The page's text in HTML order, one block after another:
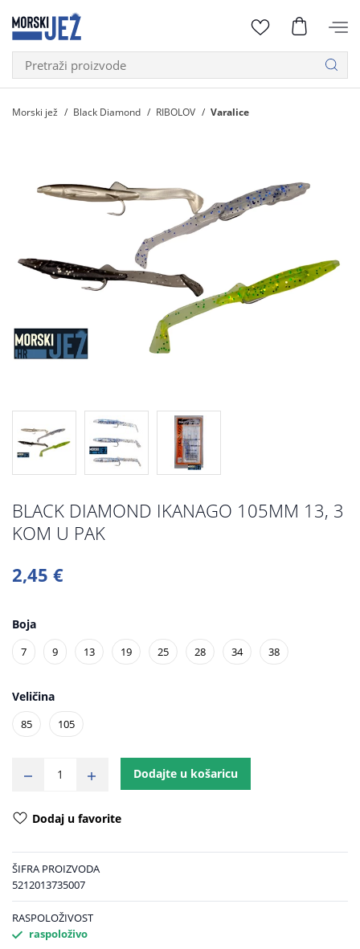
Morski jež Black Diamond RIBOLOV Varalice
BLACK DIAMOND IKANAGO 105MM 13, 3
KOM U PAK
2,45 €
Boja
7 9 13 19 25 28 34 38
Veličina
85 105
Dodajte u košaricu
Dodaj u favorite
ŠIFRA PROIZVODA
5212013735007
RASPOLOŽIVOST
raspoloživo